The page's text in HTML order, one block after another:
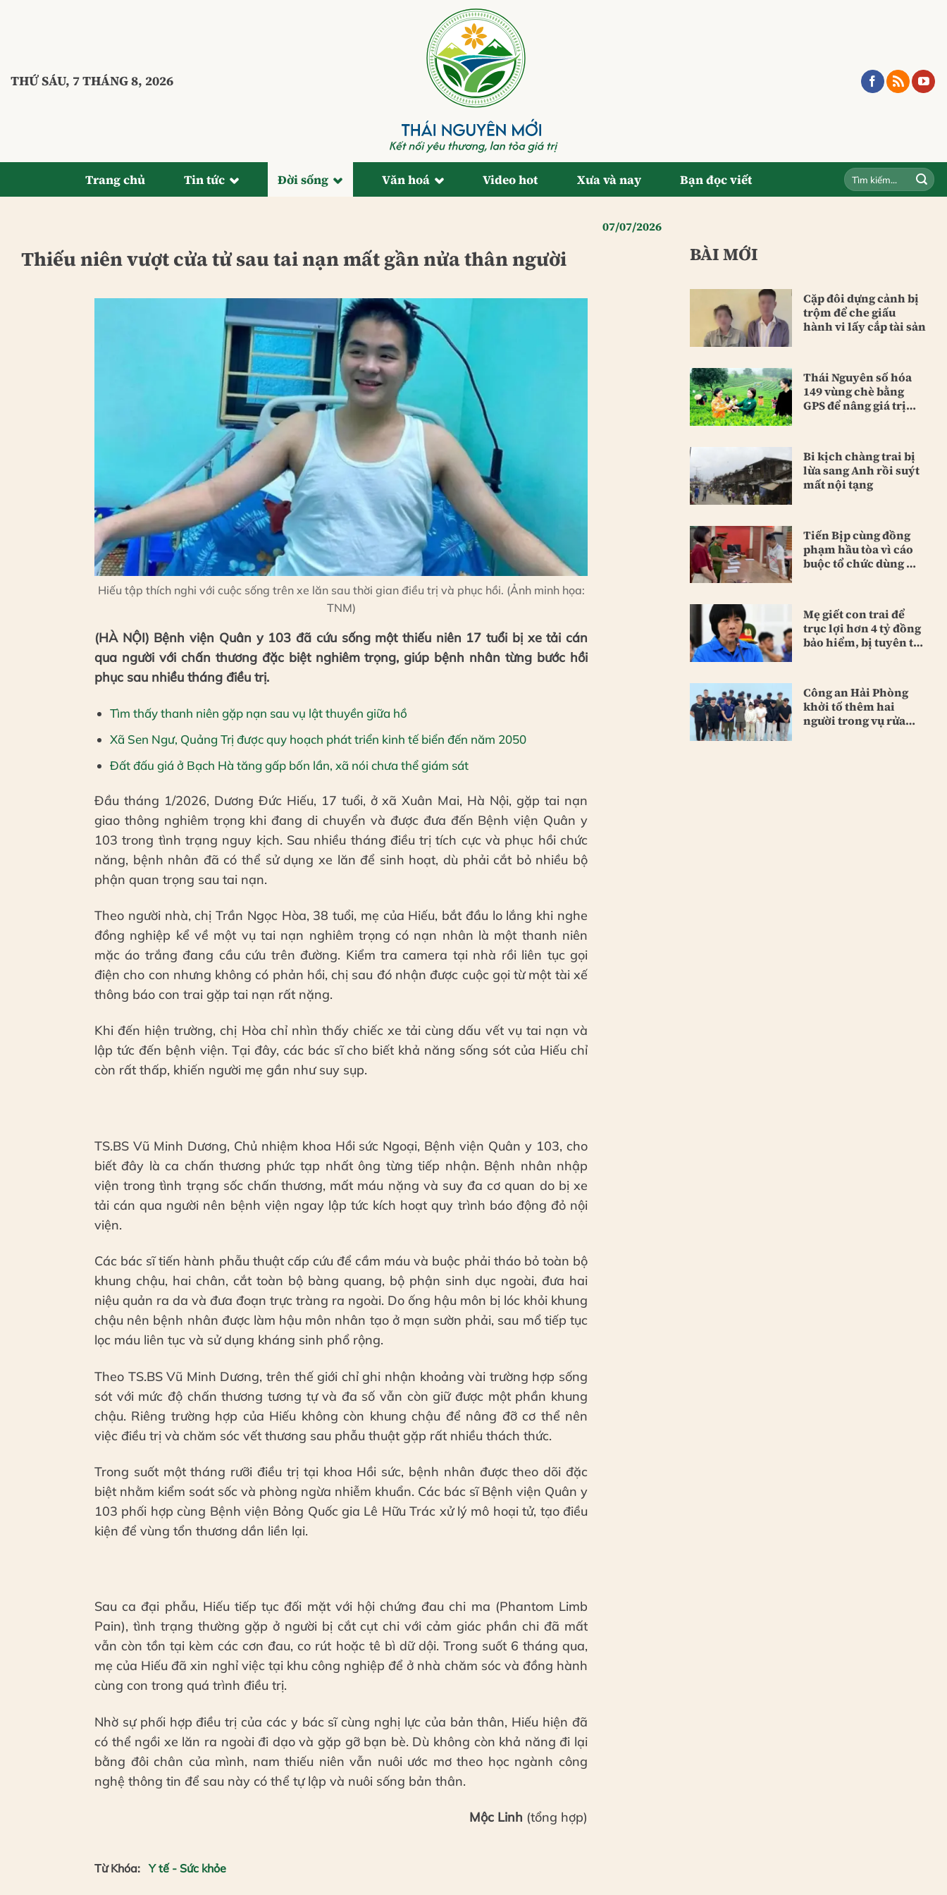
THỨ SÁU, 7 THÁNG 8, 2026
Trang chủ Tin tức Đời sống Văn hoá Video hot Xưa và nay Bạn đọc viết
07/07/2026
Thiếu niên vượt cửa tử sau tai nạn mất gần nửa thân người
Hiếu tập thích nghi với cuộc sống trên xe lăn sau thời gian điều trị và phục hồi. (Ảnh minh họa:
TNM)
(HÀ NỘI) Bệnh viện Quân y 103 đã cứu sống một thiếu niên 17 tuổi bị xe tải cán
qua người với chấn thương đặc biệt nghiêm trọng, giúp bệnh nhân từng bước hồi
phục sau nhiều tháng điều trị.
Tìm thấy thanh niên gặp nạn sau vụ lật thuyền giữa hồ
Xã Sen Ngư, Quảng Trị được quy hoạch phát triển kinh tế biển đến năm 2050
Đất đấu giá ở Bạch Hà tăng gấp bốn lần, xã nói chưa thể giám sát
Đầu tháng 1/2026, Dương Đức Hiếu, 17 tuổi, ở xã Xuân Mai, Hà Nội, gặp tai nạn
giao thông nghiêm trọng khi đang di chuyển và được đưa đến Bệnh viện Quân y
103 trong tình trạng nguy kịch. Sau nhiều tháng điều trị tích cực và phục hồi chức
năng, bệnh nhân đã có thể sử dụng xe lăn để sinh hoạt, dù phải cắt bỏ nhiều bộ
phận quan trọng sau tai nạn.
Theo người nhà, chị Trần Ngọc Hòa, 38 tuổi, mẹ của Hiếu, bắt đầu lo lắng khi nghe
đồng nghiệp kể về một vụ tai nạn nghiêm trọng có nạn nhân là một thanh niên
mặc áo trắng đang cầu cứu trên đường. Kiểm tra camera tại nhà rồi liên tục gọi
điện cho con nhưng không có phản hồi, chị sau đó nhận được cuộc gọi từ một tài xế
thông báo con trai gặp tai nạn rất nặng.
Khi đến hiện trường, chị Hòa chỉ nhìn thấy chiếc xe tải cùng dấu vết vụ tai nạn và
lập tức đến bệnh viện. Tại đây, các bác sĩ cho biết khả năng sống sót của Hiếu chỉ
còn rất thấp, khiến người mẹ gần như suy sụp.
TS.BS Vũ Minh Dương, Chủ nhiệm khoa Hồi sức Ngoại, Bệnh viện Quân y 103, cho
biết đây là ca chấn thương phức tạp nhất ông từng tiếp nhận. Bệnh nhân nhập
viện trong tình trạng sốc chấn thương, mất máu nặng và suy đa cơ quan do bị xe
tải cán qua người nên bệnh viện ngay lập tức kích hoạt quy trình báo động đỏ nội
viện.
Các bác sĩ tiến hành phẫu thuật cấp cứu để cầm máu và buộc phải tháo bỏ toàn bộ
khung chậu, hai chân, cắt toàn bộ bàng quang, bộ phận sinh dục ngoài, đưa hai
niệu quản ra da và đưa đoạn trực tràng ra ngoài. Do ống hậu môn bị lóc khỏi khung
chậu nên bệnh nhân được làm hậu môn nhân tạo ở mạn sườn phải, sau mổ tiếp tục
lọc máu liên tục và sử dụng kháng sinh phổ rộng.
Theo TS.BS Vũ Minh Dương, trên thế giới chỉ ghi nhận khoảng vài trường hợp sống
sót với mức độ chấn thương tương tự và đa số vẫn còn giữ được một phần khung
chậu. Riêng trường hợp của Hiếu không còn khung chậu để nâng đỡ cơ thể nên
việc điều trị và chăm sóc vết thương sau phẫu thuật gặp rất nhiều thách thức.
Trong suốt một tháng rưỡi điều trị tại khoa Hồi sức, bệnh nhân được theo dõi đặc
biệt nhằm kiểm soát sốc và phòng ngừa nhiễm khuẩn. Các bác sĩ Bệnh viện Quân y
103 phối hợp cùng Bệnh viện Bỏng Quốc gia Lê Hữu Trác xử lý mô hoại tử, tạo điều
kiện để vùng tổn thương dần liền lại.
Sau ca đại phẫu, Hiếu tiếp tục đối mặt với hội chứng đau chi ma (Phantom Limb
Pain), tình trạng thường gặp ở người bị cắt cụt chi với cảm giác phần chi đã mất
vẫn còn tồn tại kèm các cơn đau, co rút hoặc tê bì dữ dội. Trong suốt 6 tháng qua,
mẹ của Hiếu đã xin nghỉ việc tại khu công nghiệp để ở nhà chăm sóc và đồng hành
cùng con trong quá trình điều trị.
Nhờ sự phối hợp điều trị của các y bác sĩ cùng nghị lực của bản thân, Hiếu hiện đã
có thể ngồi xe lăn ra ngoài đi dạo và gặp gỡ bạn bè. Dù không còn khả năng đi lại
bằng đôi chân của mình, nam thiếu niên vẫn nuôi ước mơ theo học ngành công
nghệ thông tin để sau này có thể tự lập và nuôi sống bản thân.
Mộc Linh (tổng hợp)
Từ Khóa: Y tế - Sức khỏe
BÀI MỚI
Cặp đôi dựng cảnh bị
trộm để che giấu
hành vi lấy cắp tài sản
Thái Nguyên số hóa
149 vùng chè bằng
GPS để nâng giá trị
Bi kịch chàng trai bị
lừa sang Anh rồi suýt
mất nội tạng
Tiến Bịp cùng đồng
phạm hầu tòa vì cáo
buộc tổ chức dùng ma
Mẹ giết con trai để
trục lợi hơn 4 tỷ đồng
bảo hiểm, bị tuyên tù
Công an Hải Phòng
khởi tố thêm hai
người trong vụ rửa